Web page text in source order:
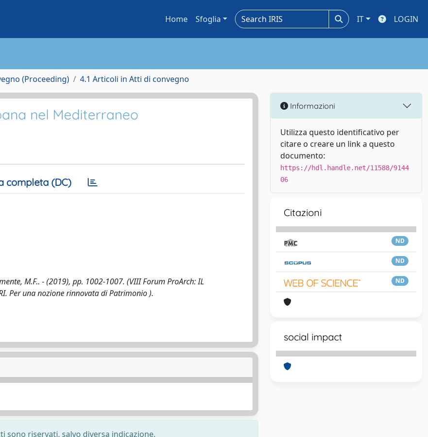
Home Sfoglia IT LOGIN
(Proceeding) 4.1 Articoli in Atti di convegno
nel Mediterraneo
completa (DC)
M.F.. - (2019), pp. 1002-1007. (VIII Forum ProArch: IL
Per una nozione rinnovata di Patrimonio ).
riservati, salvo diversa indicazione.
Informazioni
Utilizza questo identificativo per
citare o creare un link a questo
documento:
https://hdl.handle.net/11588/9144
06
Citazioni
ND
ND
ND
social impact